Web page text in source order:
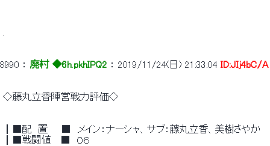
8990 ： 廃村 ◆6h.pkhIPQ2 ： 2019/11/24(日) 21:33:04 ID:JIj4bC/A
◇藤丸立香陣営戦力評価◇
┃■配　置　　■　メイン：ナーシャ、サブ：藤丸立香、美樹さやか
┃■戦闘値 　■　０６